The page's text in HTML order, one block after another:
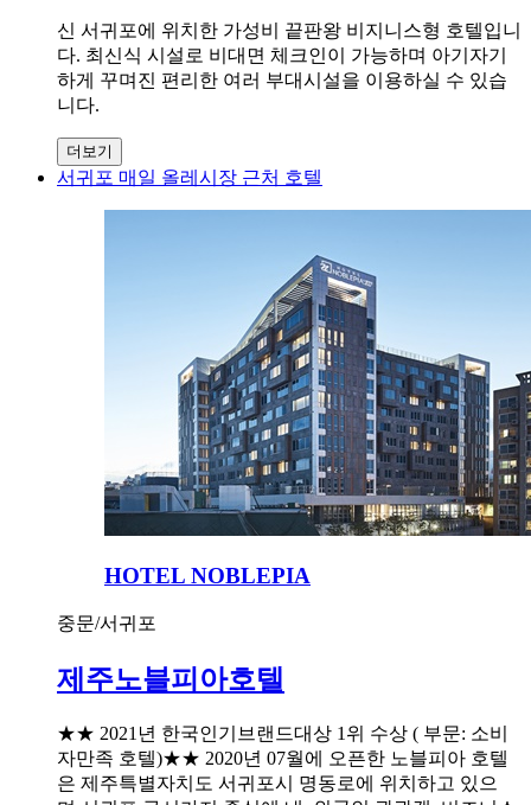
신 서귀포에 위치한 가성비 끝판왕 비지니스형 호텔입니
다. 최신식 시설로 비대면 체크인이 가능하며 아기자기
하게 꾸며진 편리한 여러 부대시설을 이용하실 수 있습
니다.
더보기
서귀포 매일 올레시장 근처 호텔
HOTEL NOBLEPIA
중문/서귀포
제주노블피아호텔
★★ 2021년 한국인기브랜드대상 1위 수상 ( 부문: 소비
자만족 호텔)★★ 2020년 07월에 오픈한 노블피아 호텔
은 제주특별자치도 서귀포시 명동로에 위치하고 있으